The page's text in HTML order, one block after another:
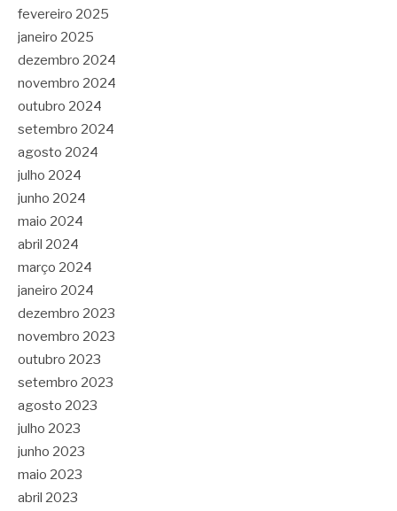
fevereiro 2025
janeiro 2025
dezembro 2024
novembro 2024
outubro 2024
setembro 2024
agosto 2024
julho 2024
junho 2024
maio 2024
abril 2024
março 2024
janeiro 2024
dezembro 2023
novembro 2023
outubro 2023
setembro 2023
agosto 2023
julho 2023
junho 2023
maio 2023
abril 2023